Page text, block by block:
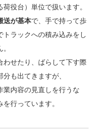
荷役台）単位で扱います。
送が基本で、手で持って歩
トラックへの積み込みをし
わせたり、ばらして下す際
も出てきますが、
業内容の見直しを行うな
行っています。